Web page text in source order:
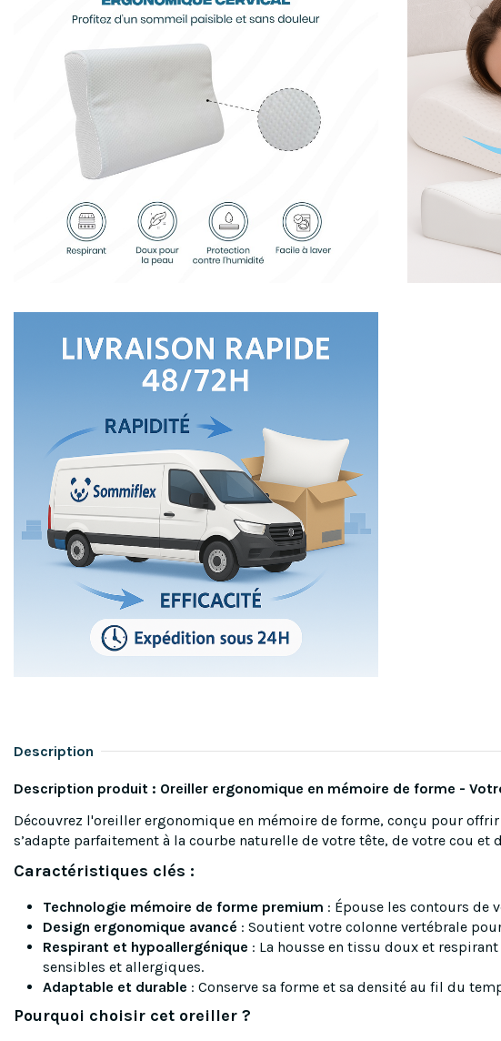
Description
Description produit : Oreiller ergonomique en mémoire de forme -
Découvrez l'oreiller ergonomique en mémoire de forme, conçu pour
s’adapte parfaitement à la courbe naturelle de votre tête, de votre cou
Caractéristiques clés :
Technologie mémoire de forme premium : Épouse les contours de
Design ergonomique avancé : Soutient votre colonne vertébrale
Respirant et hypoallergénique : La housse en tissu doux et
sensibles et allergiques.
Adaptable et durable : Conserve sa forme et sa densité au fil du
Pourquoi choisir cet oreiller ?